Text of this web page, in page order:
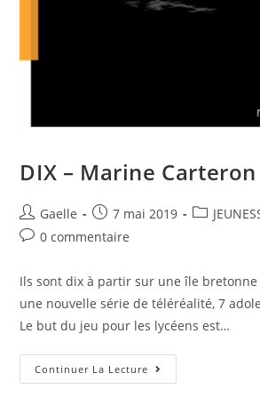
DIX – Marine Carteron
Gaelle 7 mai 2019
0 commentaire
Ils sont dix à partir sur une île
une nouvelle série de téléréalité, 7
Le but du jeu pour les lycéens est…
Continuer La Lecture